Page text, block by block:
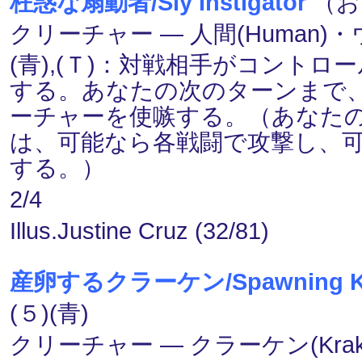
クリーチャー ― 人間(Human)
(青),(Ｔ)：対戦相手がコントロ
する。あなたの次のターンまで
ーチャーを使嗾する。（あなた
は、可能なら各戦闘で攻撃し、
する。）
2/4
Illus.Justine Cruz (32/81)
産卵するクラーケン/Spawning
(５)(青)
クリーチャー ― クラーケン